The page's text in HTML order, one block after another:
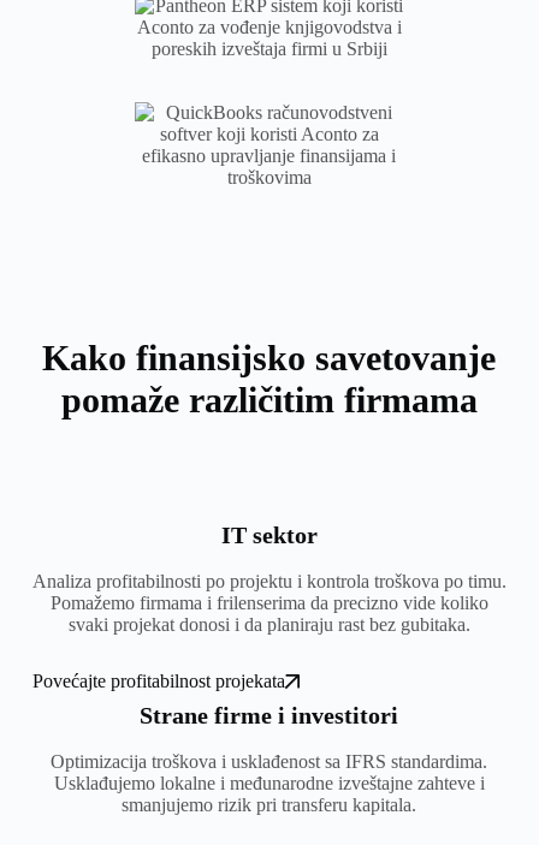
Kako finansijsko savetovanje
pomaže različitim firmama
IT sektor
Analiza profitabilnosti po projektu i kontrola troškova po timu.
Pomažemo firmama i frilenserima da precizno vide koliko
svaki projekat donosi i da planiraju rast bez gubitaka.
Povećajte profitabilnost projekata
Strane firme i investitori
Optimizacija troškova i usklađenost sa IFRS standardima.
Usklađujemo lokalne i međunarodne izveštajne zahteve i
smanjujemo rizik pri transferu kapitala.